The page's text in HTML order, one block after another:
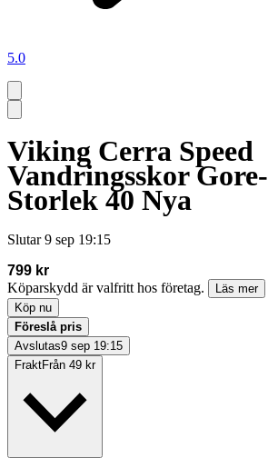
5.0
Viking Cerra Speed
Vandringsskor
Storlek 40 Nya
Slutar 9 sep 19:15
799 kr
Köparskydd är valfritt hos företag.
Läs mer
Köp nu
Föreslå pris
Avslutas9 sep 19:15
FraktFrån 49 kr